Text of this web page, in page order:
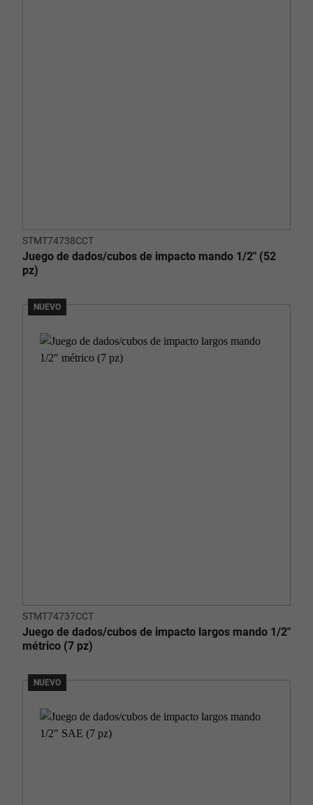
STMT74738CCT
Juego de dados/cubos de impacto mando 1/2" (52
pz)
NUEVO
STMT74737CCT
Juego de dados/cubos de impacto largos mando 1/2"
métrico (7 pz)
NUEVO